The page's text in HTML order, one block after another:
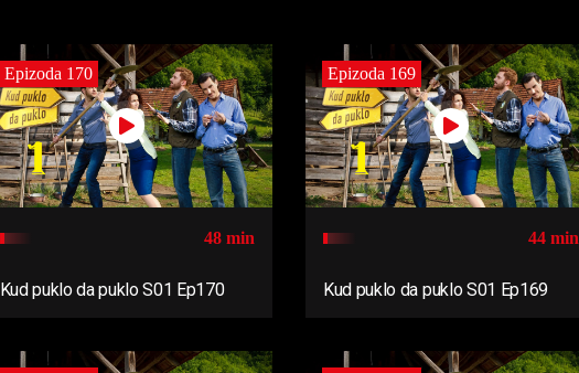
Epizoda 170
48 min
Kud puklo da puklo S01 Ep170
Epizoda 169
44 min
Kud puklo da puklo S01 Ep169